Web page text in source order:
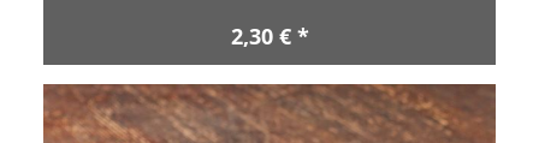
2,30 € *